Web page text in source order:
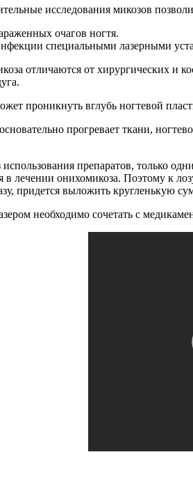
исследования микозов
очагов ногтя.
специальными лазерными
отличаются от хирургических и
проникнуть вглубь ногтевой
прогревает ткани,
использования препаратов, только
в лечении онихомикоза. Поэтому к
придется выложить кругленькую
необходимо сочетать с